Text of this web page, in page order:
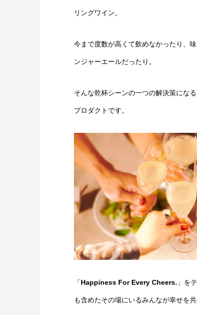
リングワイン。
今まで度数が高くて飲めなかったり、
ンジャーエールだったり。
そんな乾杯シーンの一つの解決策にな
プロダクトです。
「Happiness For Every Cheers. 」を
も含めたその場にいるみんなが幸せを